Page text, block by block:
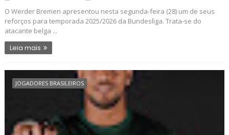
O Werder Bremen apresentou nesta segunda-feira (28) um de seus
reforços para temporada 2025/2026 da Bundesliga. Trata-se do
atacante belga ...
Leia mais
JOGADORES BRASILEIROS